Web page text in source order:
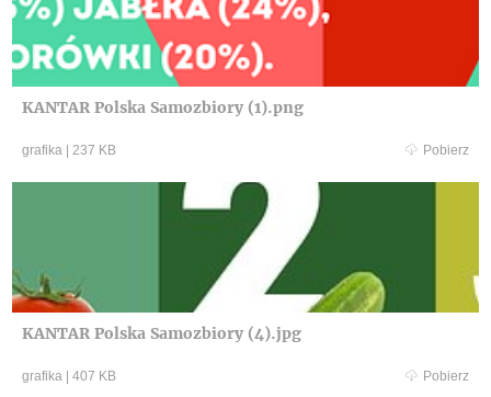
KANTAR Polska Samozbiory (1).png
grafika 237 KB Pobierz
KANTAR Polska Samozbiory (4).jpg
grafika 407 KB Pobierz